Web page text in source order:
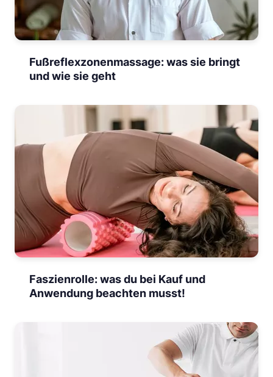
Fußreflexzonenmassage: was sie bringt
und wie sie geht
Faszienrolle: was du bei Kauf und
Anwendung beachten musst!